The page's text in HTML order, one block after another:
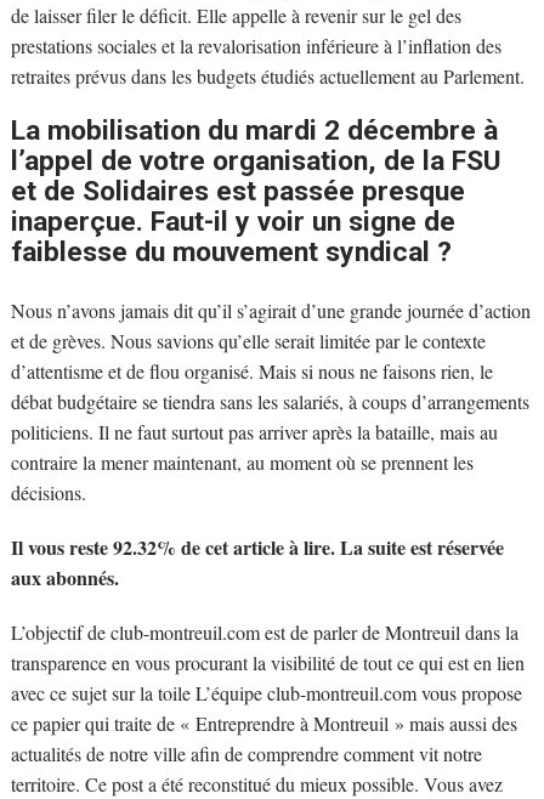
de laisser filer le déficit. Elle appelle à revenir sur le gel des
prestations sociales et la revalorisation inférieure à l’inflation des
retraites prévus dans les budgets étudiés actuellement au Parlement.
La mobilisation du mardi 2 décembre à
l’appel de votre organisation, de la FSU
et de Solidaires est passée presque
inaperçue. Faut-il y voir un signe de
faiblesse du mouvement syndical ?
Nous n’avons jamais dit qu’il s’agirait d’une grande journée d’action
et de grèves. Nous savions qu’elle serait limitée par le contexte
d’attentisme et de flou organisé. Mais si nous ne faisons rien, le
débat budgétaire se tiendra sans les salariés, à coups d’arrangements
politiciens. Il ne faut surtout pas arriver après la bataille, mais au
contraire la mener maintenant, au moment où se prennent les
décisions.
Il vous reste 92.32% de cet article à lire. La suite est réservée
aux abonnés.
L’objectif de club-montreuil.com est de parler de Montreuil dans la
transparence en vous procurant la visibilité de tout ce qui est en lien
avec ce sujet sur la toile L’équipe club-montreuil.com vous propose
ce papier qui traite de « Entreprendre à Montreuil » mais aussi des
actualités de notre ville afin de comprendre comment vit notre
territoire. Ce post a été reconstitué du mieux possible. Vous avez